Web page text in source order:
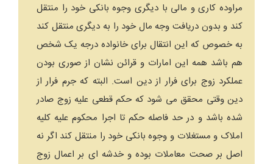
مراوده کاری و مالی با دیگری وجوه بانکی خود را منتقل
کند و بدون دریافت وجه مال خود را به دیگری منتقل کند
به خصوص که این انتقال برای خانواده درجه یک شخص
هم باشد همه این امارات و قرائن نشان از صوری بودن
عملکرد زوج برای فرار از دین است. البته که جرم فرار از
دین وقتی محقق می شود که حکم قطعی علیه زوج صادر
شده باشد و در حد فاصله حکم تا اجرا محکوم علیه کلیه
املاک و مستغلات و وجوه بانکی خود را منتقل کند اگر نه
اصل بر صحت معاملات بوده و خدشه ای بر اعمال زوج